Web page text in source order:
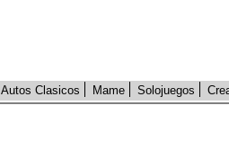
Autos Clasicos Mame Solojuegos